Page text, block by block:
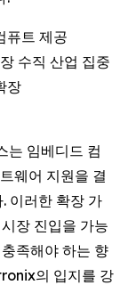
퓨트 제공
수직 산업 집중
장
는 임베디드 컴
웨어 지원을 결
이러한 확장 가
장 진입을 가능
족해야 하는 향
의 입지를 강